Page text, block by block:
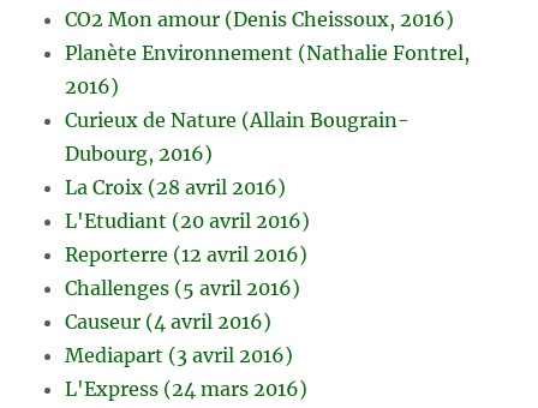
CO2 Mon amour (Denis Cheissoux, 2016)
Planète Environnement (Nathalie Fontrel,
2016)
Curieux de Nature (Allain Bougrain-
Dubourg, 2016)
La Croix (28 avril 2016)
L'Etudiant (20 avril 2016)
Reporterre (12 avril 2016)
Challenges (5 avril 2016)
Causeur (4 avril 2016)
Mediapart (3 avril 2016)
L'Express (24 mars 2016)